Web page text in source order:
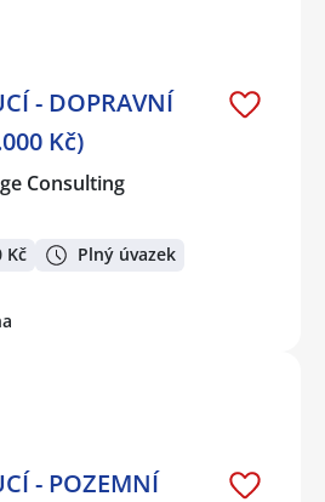
- DOPRAVNÍ
Kč)
Consulting
Kč Plný úvazek
- POZEMNÍ